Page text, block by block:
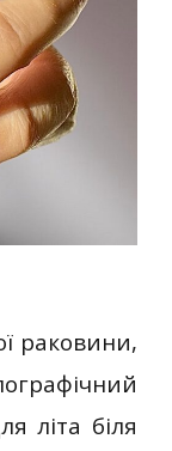
раковини,
літа біля